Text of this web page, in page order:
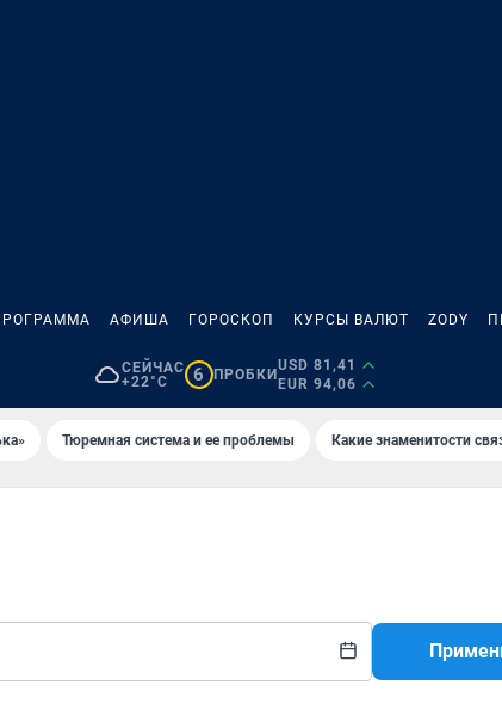
АФИША ГОРОСКОП КУРСЫ ВАЛЮТ ZODY
СЕЙЧАС
+22°C
6 ПРОБКИ
USD 81,41
EUR 94,06
Тюремная система и ее проблемы Какие знаменитости